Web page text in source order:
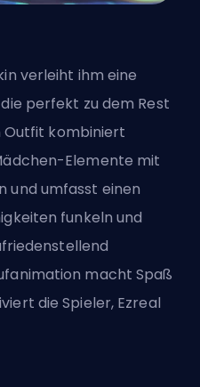
verleiht ihm eine
perfekt zu dem Rest
Outfit kombiniert
Elemente mit
und umfasst einen
funkeln und
macht Spaß
die Spieler, Ezreal